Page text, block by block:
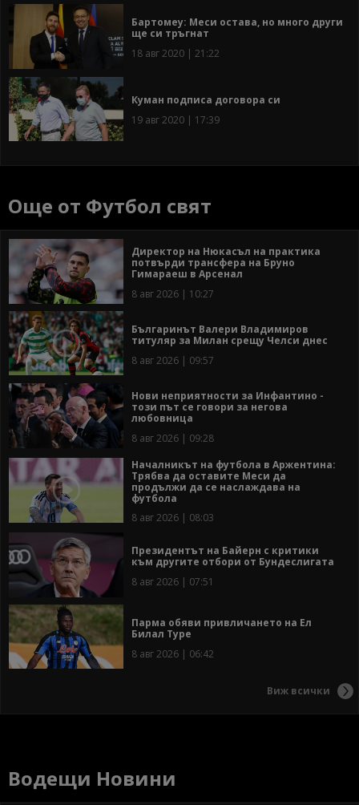
Бартомеу: Меси остава, но много други
ще си тръгнат
18 авг 2020 | 21:22
Куман подписа договора си
19 авг 2020 | 17:39
Още от Футбол свят
Директор на Нюкасъл на практика
потвърди трансфера на Бруно
Гимараеш в Арсенал
8 авг 2026 | 10:27
Българинът Валери Владимиров
титуляр за Милан срещу Челси днес
8 авг 2026 | 09:57
Нови неприятности за Инфантино -
този път се говори за негова
любовница
8 авг 2026 | 09:28
Началникът на футбола в Аржентина:
Трябва да оставите Меси да
продължи да се наслаждава на
футбола
8 авг 2026 | 08:03
Президентът на Байерн с критики
към другите отбори от Бундеслигата
8 авг 2026 | 07:51
Парма обяви привличането на Ел
Билал Туре
8 авг 2026 | 06:42
Виж всички
Водещи Новини